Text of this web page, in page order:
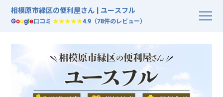
相模原市緑区の便利屋さん | ユースフル
Google口コミ★★★★★4.9（78件のレビュー）